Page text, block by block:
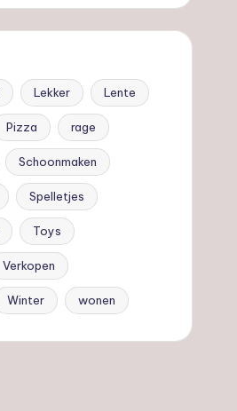
Lekker Lente
Pizza rage
Schoonmaken
Spelletjes
Toys
Verkopen
Winter wonen